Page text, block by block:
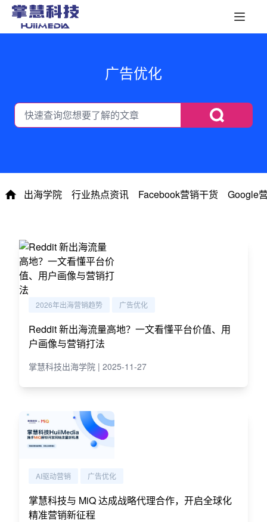
广告优化
出海学院 行业热点资讯 Facebook营销干货 Google
2026年出海营销趋势 广告优化
Reddit 新出海流量高地？一文看懂平台价值、用
户画像与营销打法
掌慧科技出海学院 | 2025-11-27
AI驱动营销 广告优化
掌慧科技与 MiQ 达成战略代理合作，开启全球化
精准营销新征程